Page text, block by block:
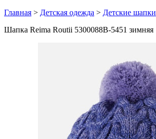
Главная > Детская одежда > Детские шапки
Шапка Reima Routii 5300088B-5451 зимняя